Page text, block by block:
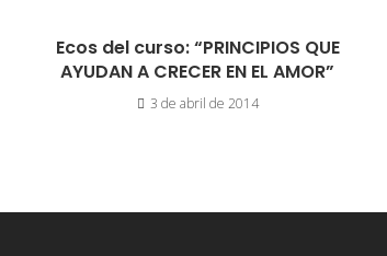
Ecos del curso: “PRINCIPIOS QUE
AYUDAN A CRECER EN EL AMOR”
3 de abril de 2014